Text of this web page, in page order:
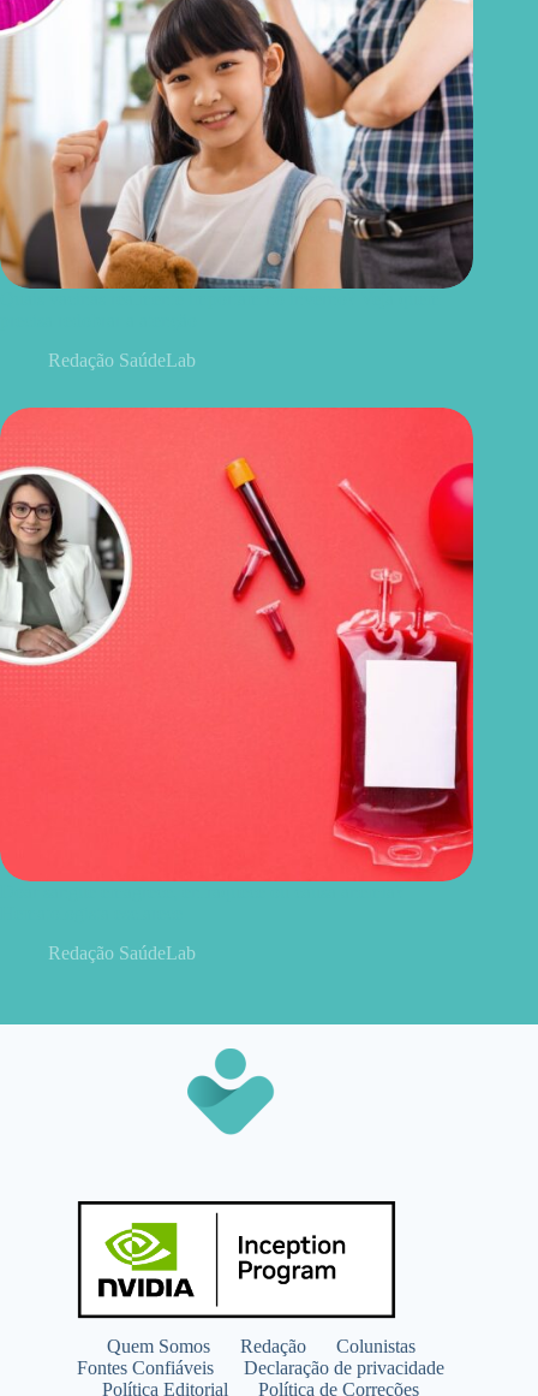
Redação SaúdeLab
Redação SaúdeLab
Quem Somos Redação
Colunistas
Fontes Confiáveis
Declaração de privacidade
Política Editorial
Política de Correções